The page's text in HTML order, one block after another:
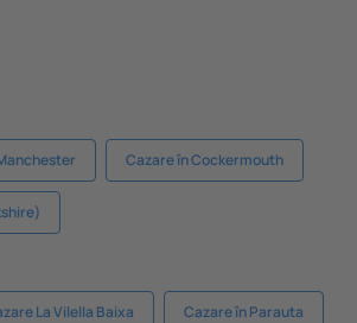
Cazare în Cockermouth
La Vilella Baixa Cazare în Parauta